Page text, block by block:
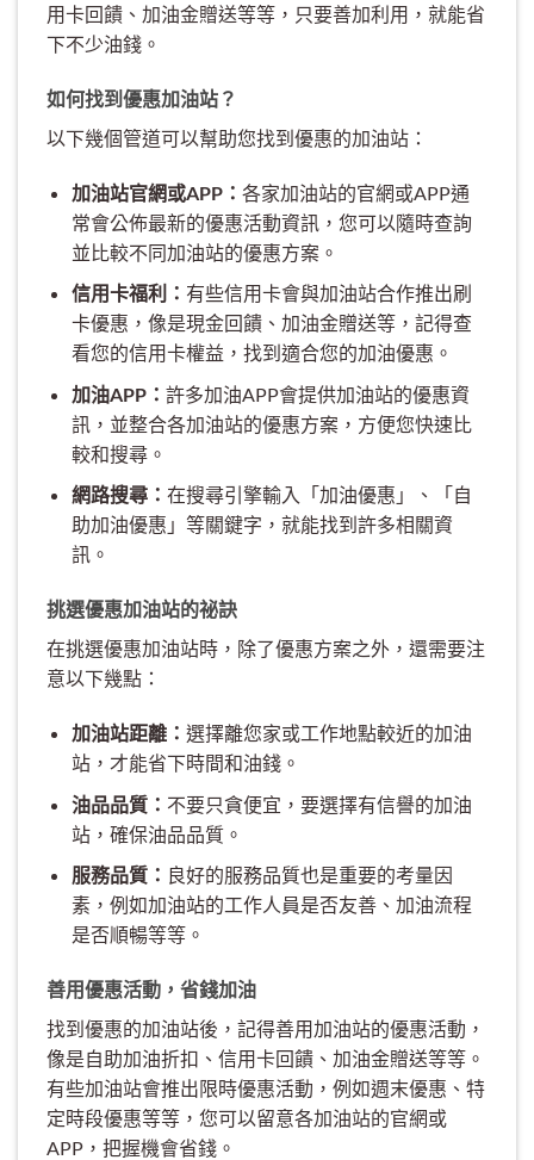
用卡回饋、加油金贈送等等，只要善加利用，就能省
下不少油錢。
如何找到優惠加油站？
以下幾個管道可以幫助您找到優惠的加油站：
加油站官網或APP： 各家加油站的官網或APP通
常會公佈最新的優惠活動資訊，您可以隨時查詢
並比較不同加油站的優惠方案。
信用卡福利： 有些信用卡會與加油站合作推出刷
卡優惠，像是現金回饋、加油金贈送等，記得查
看您的信用卡權益，找到適合您的加油優惠。
加油APP： 許多加油APP會提供加油站的優惠資
訊，並整合各加油站的優惠方案，方便您快速比
較和搜尋。
網路搜尋： 在搜尋引擎輸入「加油優惠」、「自
助加油優惠」等關鍵字，就能找到許多相關資
訊。
挑選優惠加油站的祕訣
在挑選優惠加油站時，除了優惠方案之外，還需要注
意以下幾點：
加油站距離： 選擇離您家或工作地點較近的加油
站，才能省下時間和油錢。
油品品質： 不要只貪便宜，要選擇有信譽的加油
站，確保油品品質。
服務品質： 良好的服務品質也是重要的考量因
素，例如加油站的工作人員是否友善、加油流程
是否順暢等等。
善用優惠活動，省錢加油
找到優惠的加油站後，記得善用加油站的優惠活動，
像是自助加油折扣、信用卡回饋、加油金贈送等等。
有些加油站會推出限時優惠活動，例如週末優惠、特
定時段優惠等等，您可以留意各加油站的官網或
APP，把握機會省錢。